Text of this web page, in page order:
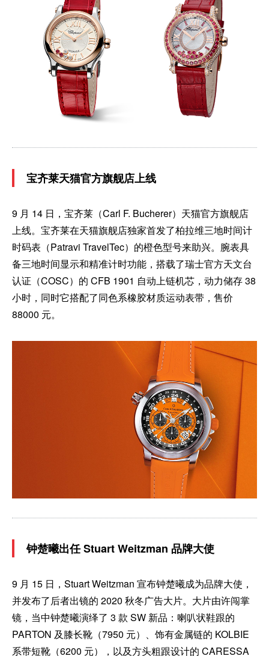
宝齐莱天猫官方旗舰店上线
9 月 14 日，宝齐莱（Carl F. Bucherer）天猫官方旗舰店
上线。宝齐莱在天猫旗舰店独家首发了柏拉维三地时间计
时码表（Patravi TravelTec）的橙色型号来助兴。腕表具
备三地时间显示和精准计时功能，搭载了瑞士官方天文台
认证（COSC）的 CFB 1901 自动上链机芯，动力储存 38
小时，同时它搭配了同色系橡胶材质运动表带，售价
88000 元。
钟楚曦出任 Stuart Weitzman 品牌大使
9 月 15 日，Stuart Weitzman 宣布钟楚曦成为品牌大使，
并发布了后者出镜的 2020 秋冬广告大片。大片由许闯掌
镜，当中钟楚曦演绎了 3 款 SW 新品：喇叭状鞋跟的
PARTON 及膝长靴（7950 元）、饰有金属链的 KOLBIE
系带短靴（6200 元），以及方头粗跟设计的 CARESSA